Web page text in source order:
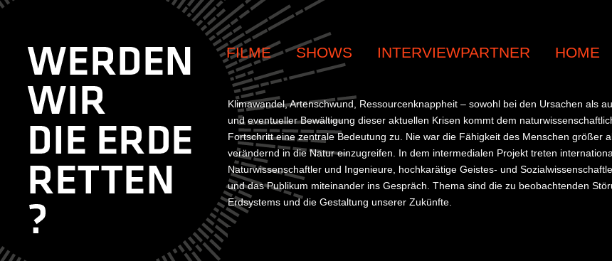
FILME SHOWS INTERVIEWPARTNER HOME
Klimawandel, Artenschwund, Ressourcenknappheit – sowohl bei den Ursachen als
und eventueller Bewältigung dieser aktuellen Krisen kommt dem
Fortschritt eine zentrale Bedeutung zu. Nie war die Fähigkeit des Menschen größer
verändernd in die Natur einzugreifen. In dem intermedialen Projekt treten
Naturwissenschaftler und Ingenieure, hochkarätige Geistes- und
und das Publikum miteinander ins Gespräch. Thema sind die zu beobachtenden
Erdsystems und die Gestaltung unserer Zukünfte.